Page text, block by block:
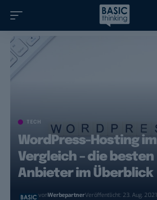
TECH
WordPress-Hosting im
Vergleich – die besten
Anbieter im Überblick
vonWerbepartnerVeröffentlicht: 23. Aug. 2021